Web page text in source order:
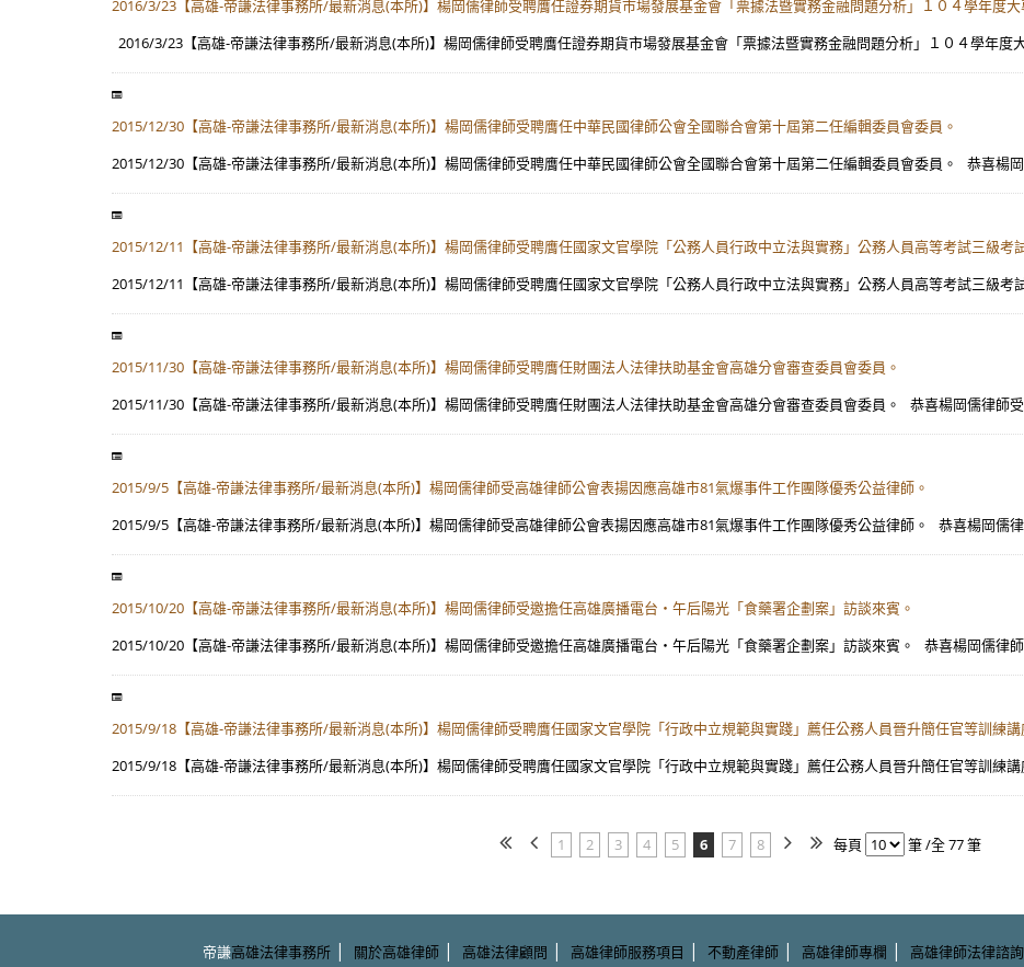
2016/3/23【高雄-帝謙法律事務所/最新消息(本所)】楊岡儒律師受聘膺任證券期貨市場發展基金會「票據法暨實務金融問題分析」１０４學年度
2016/3/23【高雄-帝謙法律事務所/最新消息(本所)】楊岡儒律師受聘膺任證券期貨市場發展基金會「票據法暨實務金融問題分析」１０４學年度
2015/12/30【高雄-帝謙法律事務所/最新消息(本所)】楊岡儒律師受聘膺任中華民國律師公會全國聯合會第十屆第二任編輯委員會委員。
2015/12/30【高雄-帝謙法律事務所/最新消息(本所)】楊岡儒律師受聘膺任中華民國律師公會全國聯合會第十屆第二任編輯委員會委員。 恭喜楊
2015/12/11【高雄-帝謙法律事務所/最新消息(本所)】楊岡儒律師受聘膺任國家文官學院「公務人員行政中立法與實務」公務人員高等考試三級考
2015/12/11【高雄-帝謙法律事務所/最新消息(本所)】楊岡儒律師受聘膺任國家文官學院「公務人員行政中立法與實務」公務人員高等考試三級考
2015/11/30【高雄-帝謙法律事務所/最新消息(本所)】楊岡儒律師受聘膺任財團法人法律扶助基金會高雄分會審查委員會委員。
2015/11/30【高雄-帝謙法律事務所/最新消息(本所)】楊岡儒律師受聘膺任財團法人法律扶助基金會高雄分會審查委員會委員。 恭喜楊岡儒律師
2015/9/5【高雄-帝謙法律事務所/最新消息(本所)】楊岡儒律師受高雄律師公會表揚因應高雄市81氣爆事件工作團隊優秀公益律師。
2015/9/5【高雄-帝謙法律事務所/最新消息(本所)】楊岡儒律師受高雄律師公會表揚因應高雄市81氣爆事件工作團隊優秀公益律師。 恭喜楊岡儒
2015/10/20【高雄-帝謙法律事務所/最新消息(本所)】楊岡儒律師受邀擔任高雄廣播電台‧午后陽光「食藥署企劃案」訪談來賓。
2015/10/20【高雄-帝謙法律事務所/最新消息(本所)】楊岡儒律師受邀擔任高雄廣播電台‧午后陽光「食藥署企劃案」訪談來賓。 恭喜楊岡儒律
2015/9/18【高雄-帝謙法律事務所/最新消息(本所)】楊岡儒律師受聘膺任國家文官學院「行政中立規範與實踐」薦任公務人員晉升簡任官等訓練講
2015/9/18【高雄-帝謙法律事務所/最新消息(本所)】楊岡儒律師受聘膺任國家文官學院「行政中立規範與實踐」薦任公務人員晉升簡任官等訓練
1 2 3 4 5 6 7 8 每頁 筆 /全 77 筆
帝謙高雄法律事務所 | 關於高雄律師 | 高雄法律顧問 | 高雄律師服務項目 | 不動產律師 | 高雄律師專欄 | 高雄律師法律諮詢